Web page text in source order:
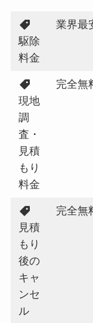
駆除
料金
業界最
現地
調
査・
見積
もり
料金
完全無
見積
もり
後の
キャ
ンセ
ル
完全無